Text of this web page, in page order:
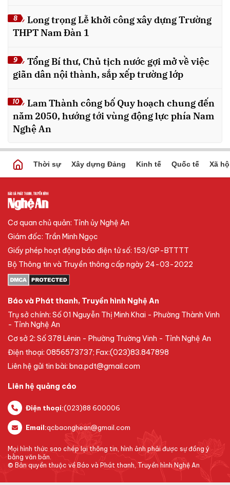
8
Long trọng Lễ khởi công xây dựng Trường
THPT Nam Đàn 1
9
Tổng Bí thư, Chủ tịch nước gợi mở về việc
giãn dân nội thành, sắp xếp trường lớp
10
Lam Thành công bố Quy hoạch chung đến
năm 2050, hướng tới vùng động lực phía Nam
Nghệ An
Thời sự Xây dựng Đảng Kinh tế Quốc tế Xã
Cơ quan chủ quản: Tỉnh ủy Nghệ An
Giám đốc: Trần Minh Ngọc
Giấy phép hoạt động báo điện tử số: 153/GP-BTTTT
Bộ Thông tin và Truyền thông cấp ngày 24-03-2022
Báo và Phát thanh, Truyền hình Nghệ An
Trụ sở chính: Số 01 Nguyễn Thị Minh Khai - Phường Thành Vinh
- Tỉnh Nghệ An
Cơ sở 2: Số 378 Lênin - Phường Trường Vinh - Tỉnh Nghệ An
Điện thoại: 0856573737; Fax:(023)83.847898
Liên hệ gửi tin bài: bna.pdt@gmail.com
Liên hệ quảng cáo
Điện thoại:(023)88 600006
Email:qcbaonghean@gmail.com
Mọi hình thức sao chép lại thông tin, hình ảnh phải được sự đồng ý
bằng văn bản.
© Bản quyền thuộc về Báo và Phát thanh, Truyền hình Nghệ An